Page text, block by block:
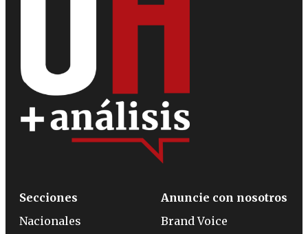
Secciones
Nacionales
Anuncie con nosotros
Brand Voice